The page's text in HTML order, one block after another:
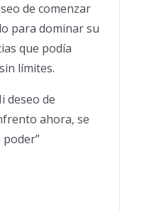
de comenzar
para dominar su
que podía
límites.
deseo de
ahora, se